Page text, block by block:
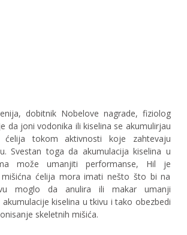
dobitnik Nobelove nagrade, fiziolog
da joni vodonika ili kiselina se akumulirjau
ćelija tokom aktivnosti koje zahtevaju
Svestan toga da akumulacija kiselina u
može umanjiti performanse, Hil je
ćelija mora imati nešto što bi na
moglo da anulira ili makar umanji
kiselina u tkivu i tako obezbedi
skeletnih mišića.